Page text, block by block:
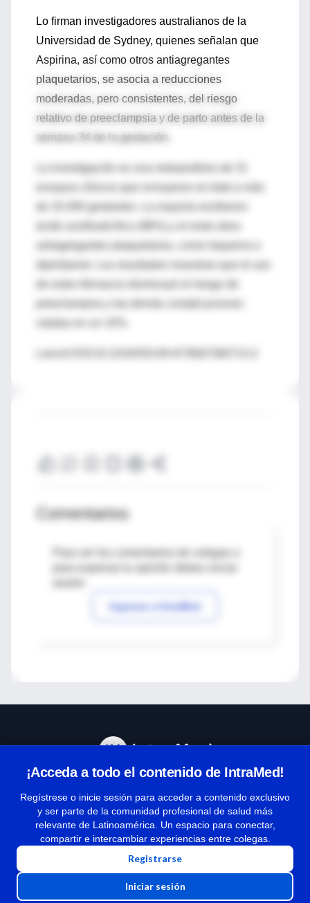
Lo firman investigadores australianos de la
Universidad de Sydney, quienes señalan que
Aspirina, así como otros antiagregantes
plaquetarios, se asocia a reducciones
moderadas, pero consistentes, del riesgo
relativo de preeclampsia y de parto antes de la
semana 34 de la gestación.
La investigación es una metaanálisis de 31
ensayos clínicos que incluyeron en total a más
de 32.000 gestantes. La mayoría recibieron
antiagregantes plaquetarios, como heparina o
de estos fármacos disminuyó el riesgo de
Comentarios
Para ver los comentarios de colegas o
Ingresar a IntraMed
¡Acceda a todo el contenido de IntraMed!
Regístrese o inicie sesión para acceder a contenido exclusivo
y ser parte de la comunidad profesional de salud más
relevante de Latinoamérica. Un espacio para conectar,
compartir e intercambiar experiencias entre colegas.
Registrarse
Iniciar sesión
Términos y condiciones
| Políticas de privacidad
| Todos los derechos reservados | Copyright 1997-2026